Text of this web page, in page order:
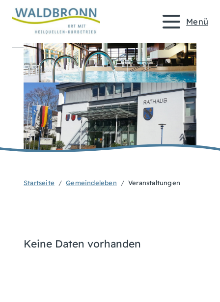
Menü
Startseite Gemeindeleben Veranstaltungen
Keine Daten vorhanden